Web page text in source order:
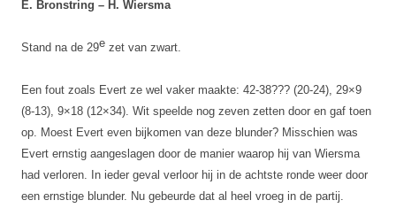
E. Bronstring – H. Wiersma
Stand na de 29e zet van zwart.
Een fout zoals Evert ze wel vaker maakte: 42-38??? (20-24), 29×9
(8-13), 9×18 (12×34). Wit speelde nog zeven zetten door en gaf toen
op. Moest Evert even bijkomen van deze blunder? Misschien was
Evert ernstig aangeslagen door de manier waarop hij van Wiersma
had verloren. In ieder geval verloor hij in de achtste ronde weer door
een ernstige blunder. Nu gebeurde dat al heel vroeg in de partij.